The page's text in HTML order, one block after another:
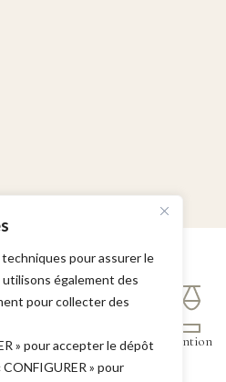
pour assurer le
également des
pour collecter des
» pour accepter le dépôt
» pour
Domaines d'intervention
Garde à vue